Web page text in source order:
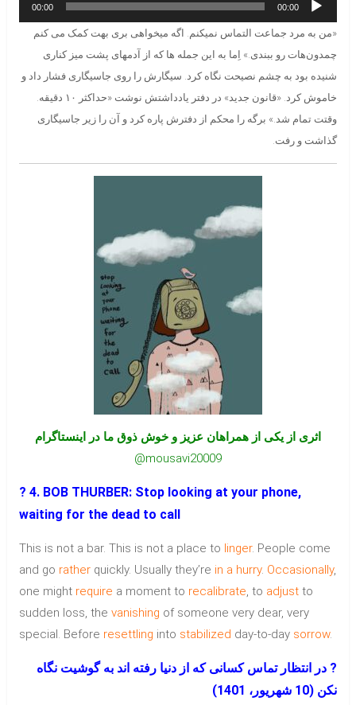
صوت
00:00
00:00
«من به مرد جماعت التماس نمیکنم. اگه میخواهی بری بهت کمک می کنم
چمدون‌هات رو ببندی.» اِما به این جمله ها که از آدمهای پشت میز کناری
شنیده بود به چشم نصیحت نگاه کرد. سیگارش را روی جاسیگاری فشار داد و
خاموش کرد. «قانون جدید» در دفتر یادداشتش نوشت «حداکثر ۱۰ دقیقه.
وقتت تمام شد.» برگه را محکم از دفترش پاره کرد و آن را زیر جاسیگاری
گذاشت و رفت.
اثری از یکی از همراهان عزیز و خوش ذوق ما در اینستاگرام
@mousavi20009
? 4. BOB THURBER: Stop looking at your phone,
waiting for the dead to call
This is not a bar. This is not a place to linger. People come
and go ratherquickly. Usually they’re in a hurry. Occasionally,
one might require a moment to recalibrate, to adjustto
sudden loss, the vanishing of someone very dear, very
special. Before resettling into stabilized day-to-day sorrow.
? در انتظار تماس کسانی که از دنیا رفته اند به گوشیت نگاه
نکن (10 شهریور، 1401)